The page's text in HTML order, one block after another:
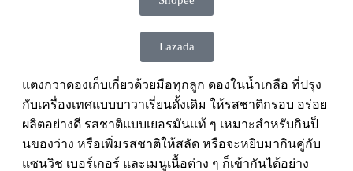
Lazada
แตงกวาดองเก็บเกี่ยวด้วยมือทุกลูก ดองในน้ำเกลือ ที่ปรุง
กับเครื่องเทศแบบบาวาเรี่ยนดั้งเดิม ให้รสชาติกรอบ อร่อย
ผลิตอย่างดี รสชาติแบบเยอรมันเเท้ ๆ เหมาะสำหรับกินป็
นของว่าง หรือเพิ่มรสชาติให้สลัด หรือจะหยิบมากินคู่กับ
แซนวิช เบอร์เกอร์ และเมนูเนื้อต่าง ๆ ก็เข้ากันได้อย่าง